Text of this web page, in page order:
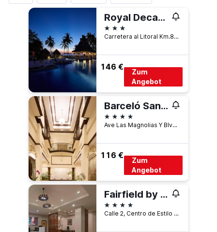
Royal Decameron Salinitas
3 Sterne
Carretera al Litoral Km.84, Acajutla, El Salvador
146 €
Zum
Angebot
Barceló San Salvador
4 Sterne
Ave Las Magnolias Y Blvd Del Hipodromo, San Salvador, El Salvador
116 €
Zum
Angebot
Fairfield by Marriott San Salvador
4 Sterne
Calle 2, Centro de Estilo de Vida La Gran Via, San Salvador, El Salvador